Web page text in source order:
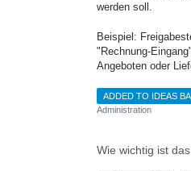
werden soll.
Beispiel:
"Rechnung-
Angeboten oder
ADDED TO IDEAS
Administration
Wie wichtig ist